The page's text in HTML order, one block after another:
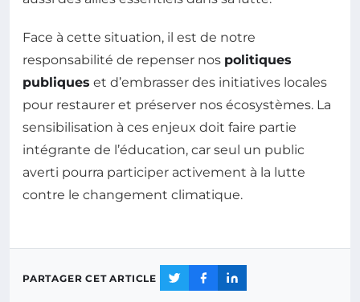
Face à cette situation, il est de notre
responsabilité de repenser nos politiques
publiques et d’embrasser des initiatives locales
pour restaurer et préserver nos écosystèmes. La
sensibilisation à ces enjeux doit faire partie
intégrante de l’éducation, car seul un public
averti pourra participer activement à la lutte
contre le changement climatique.
PARTAGER CET ARTICLE